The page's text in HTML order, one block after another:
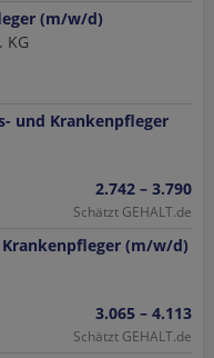
(m/w/d)
KG
und Krankenpfleger
2.742 – 3.790
Schätzt GEHALT.de
(m/w/d)
3.065 – 4.113
Schätzt GEHALT.de